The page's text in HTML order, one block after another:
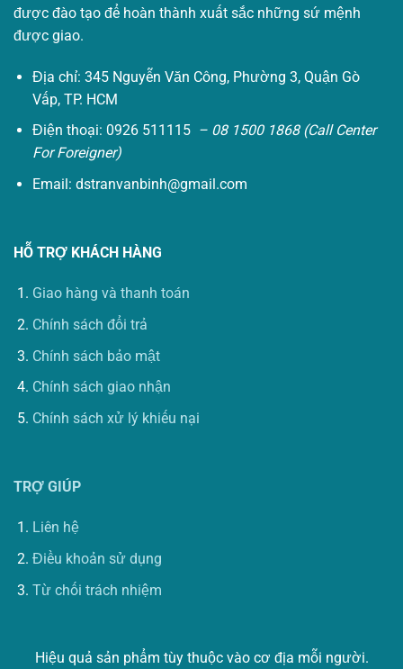
được đào tạo để hoàn thành xuất sắc những sứ mệnh
được giao.
Địa chỉ: 345 Nguyễn Văn Công, Phường 3, Quận Gò
Vấp, TP. HCM
Điện thoại: 0926 511115 – 08 1500 1868 (Call Center
For Foreigner)
Email: dstranvanbinh@gmail.com
HỖ TRỢ KHÁCH HÀNG
Giao hàng và thanh toán
Chính sách đổi trả
Chính sách bảo mật
Chính sách giao nhận
Chính sách xử lý khiếu nại
TRỢ GIÚP
Liên hệ
Điều khoản sử dụng
Từ chối trách nhiệm
Hiệu quả sản phẩm tùy thuộc vào cơ địa mỗi người.